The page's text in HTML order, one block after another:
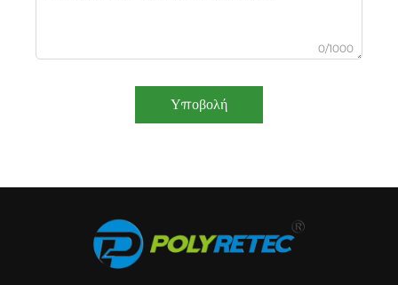
0/1000
Υποβολή